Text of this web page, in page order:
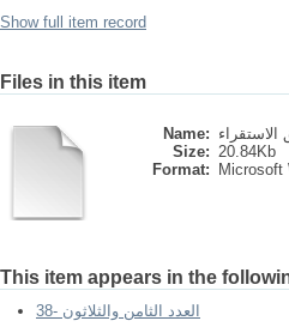
Show full item record
Files in this item
Name:
Size: 20.84Kb
Format:
Microsoft
This item appears in the
العدد الثامن والثلاثون -38